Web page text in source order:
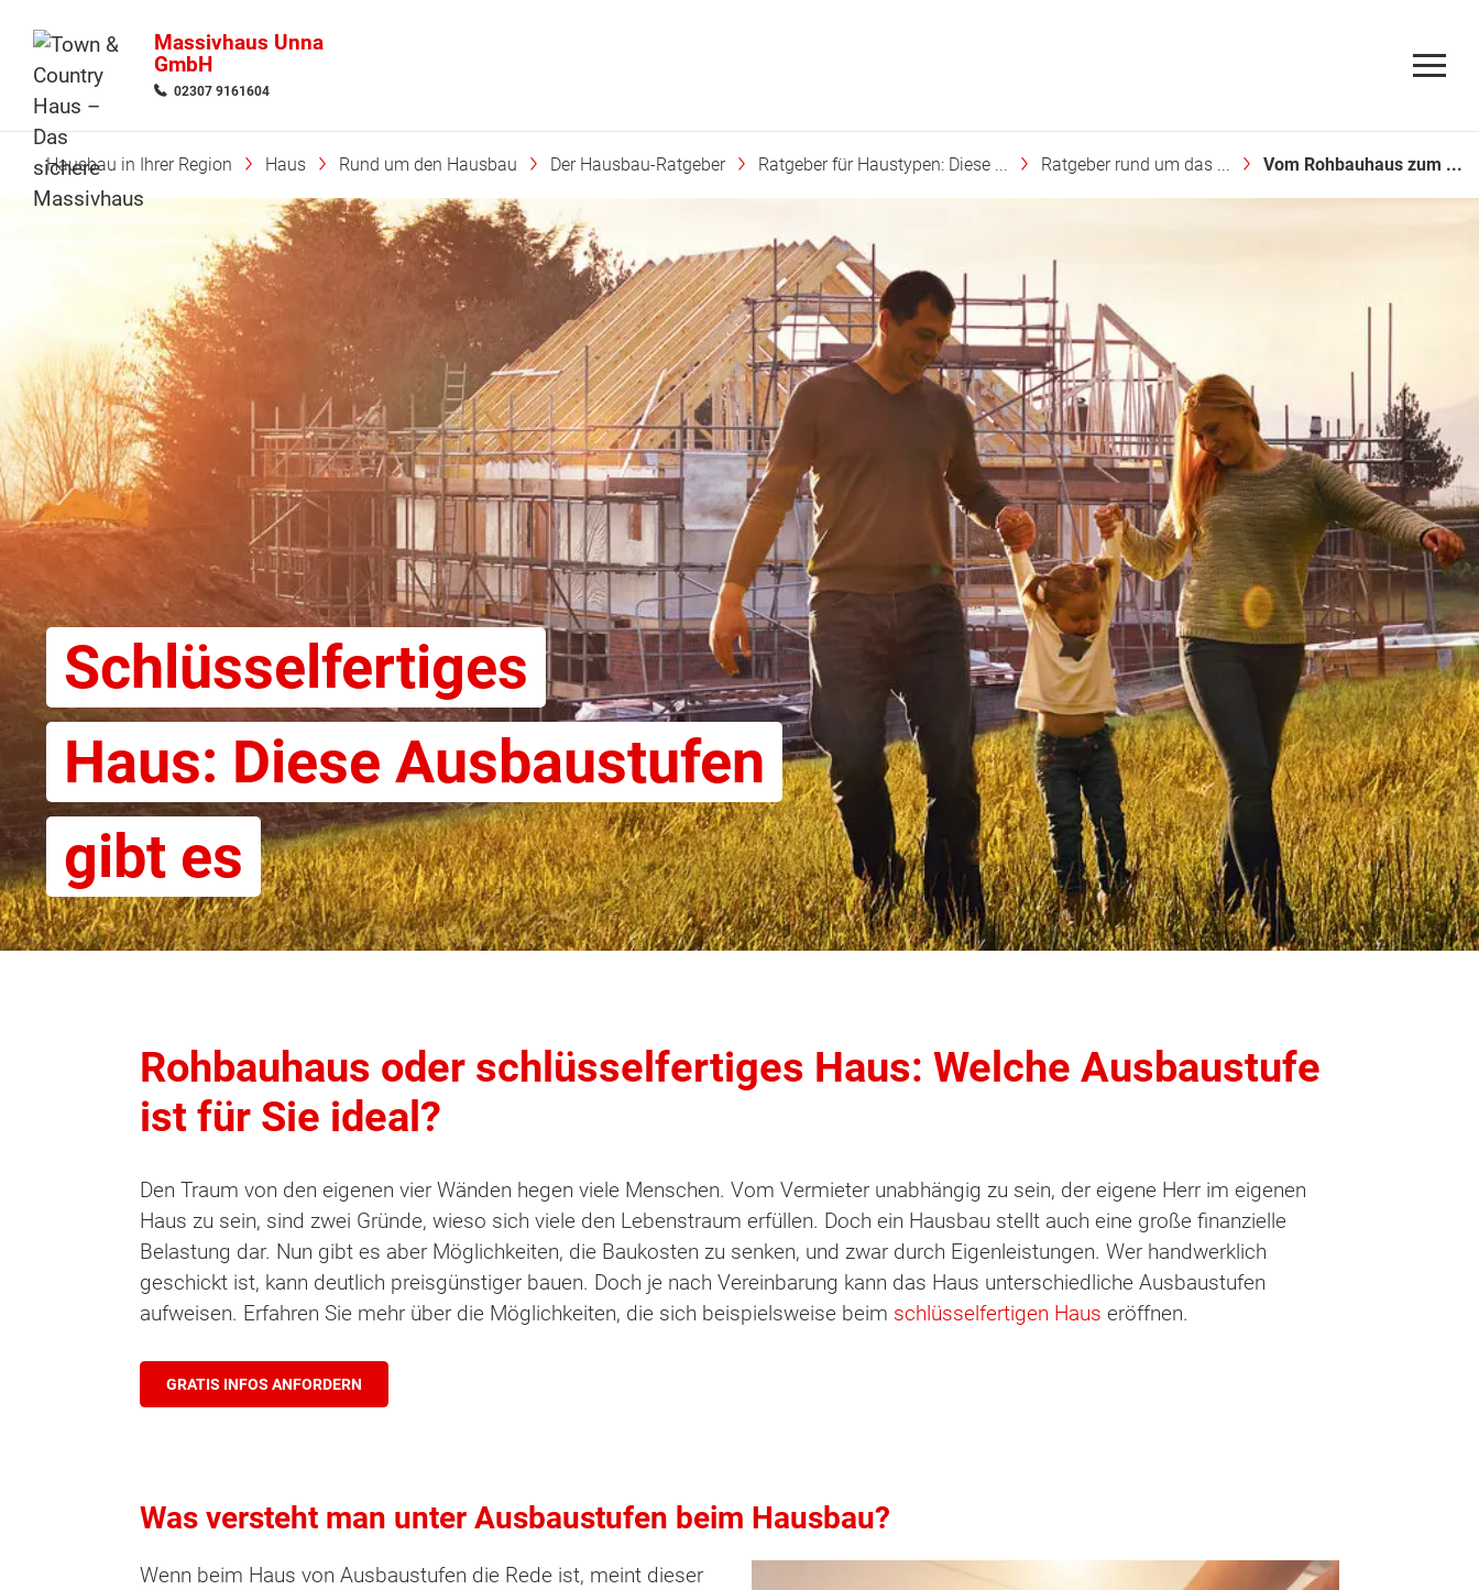
Massivhaus Unna
GmbH
02307 9161604
Hausbau in Ihrer Region Haus Rund um den Hausbau Der Hausbau-Ratgeber Ratgeber für Haustypen: Diese ... Ratgeber rund um das ... Vom Rohbauhaus zum ...
Schlüsselfertiges
Haus: Diese Ausbaustufen
gibt es
Rohbauhaus oder schlüsselfertiges Haus: Welche Ausbaustufe
ist für Sie ideal?
Den Traum von den eigenen vier Wänden hegen viele Menschen. Vom Vermieter unabhängig zu sein, der eigene Herr im eigenen
Haus zu sein, sind zwei Gründe, wieso sich viele den Lebenstraum erfüllen. Doch ein Hausbau stellt auch eine große finanzielle
Belastung dar. Nun gibt es aber Möglichkeiten, die Baukosten zu senken, und zwar durch Eigenleistungen. Wer handwerklich
geschickt ist, kann deutlich preisgünstiger bauen. Doch je nach Vereinbarung kann das Haus unterschiedliche Ausbaustufen
aufweisen. Erfahren Sie mehr über die Möglichkeiten, die sich beispielsweise beim schlüsselfertigen Haus eröffnen.
GRATIS INFOS ANFORDERN
Was versteht man unter Ausbaustufen beim Hausbau?
Wenn beim Haus von Ausbaustufen die Rede ist, meint dieser